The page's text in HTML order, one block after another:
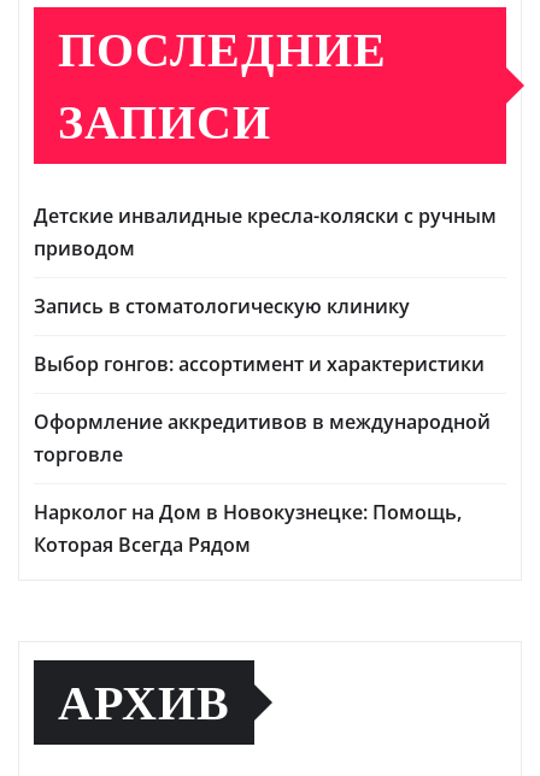
ПОСЛЕДНИЕ
ЗАПИСИ
Детские инвалидные кресла-коляски с ручным
приводом
Запись в стоматологическую клинику
Выбор гонгов: ассортимент и характеристики
Оформление аккредитивов в международной
торговле
Нарколог на Дом в Новокузнецке: Помощь,
Которая Всегда Рядом
АРХИВ